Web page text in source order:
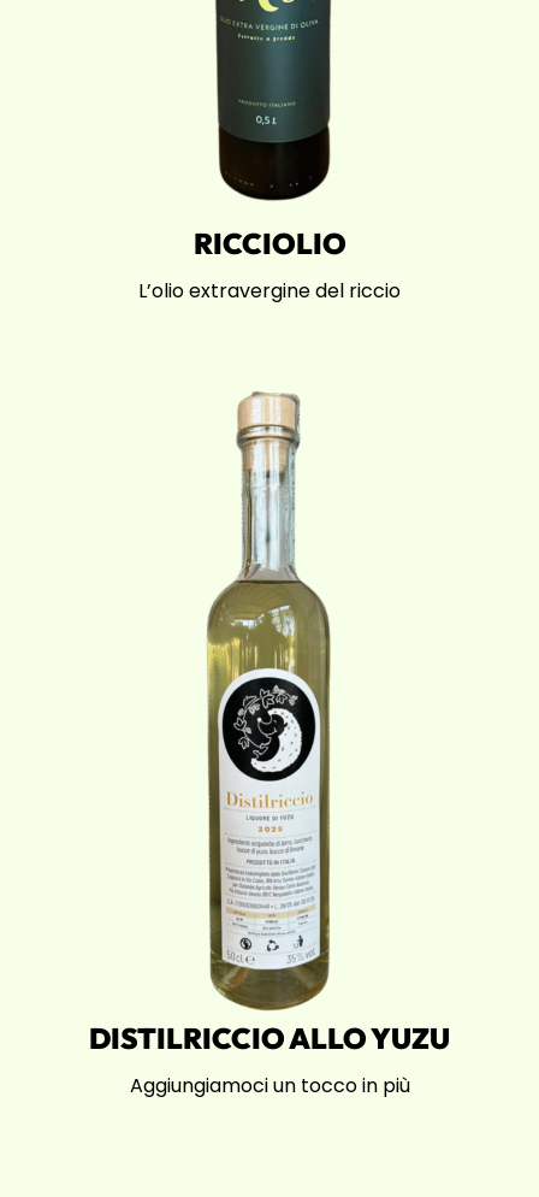
RICCIOLIO
L’olio extravergine del riccio
DISTILRICCIO ALLO YUZU
Aggiungiamoci un tocco in più